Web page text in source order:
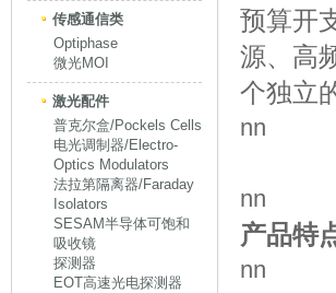
传感通信类
Optiphase
微光MOI
激光配件
普克尔盒/Pockels Cells
电光调制器/Electro-
Optics Modulators
法拉第隔离器/Faraday
Isolators
SESAM半导体可饱和
吸收镜
探测器
EOT高速光电探测器
预算开
源、高
个独立
nn
nn
产品特
nn